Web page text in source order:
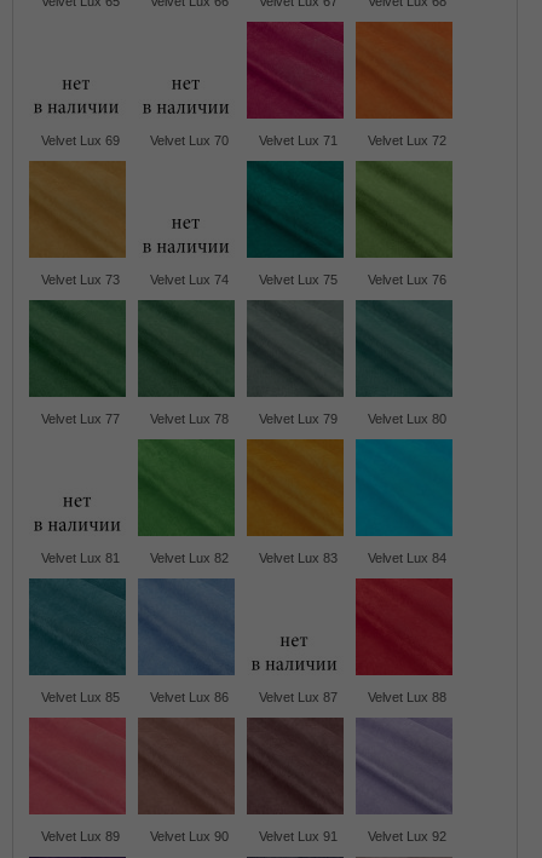
Velvet Lux 69 Velvet Lux 70 Velvet Lux 71 Velvet Lux 72
Velvet Lux 73 Velvet Lux 74 Velvet Lux 75 Velvet Lux 76
Velvet Lux 77 Velvet Lux 78 Velvet Lux 79 Velvet Lux 80
Velvet Lux 81 Velvet Lux 82 Velvet Lux 83 Velvet Lux 84
Velvet Lux 85 Velvet Lux 86 Velvet Lux 87 Velvet Lux 88
Velvet Lux 89 Velvet Lux 90 Velvet Lux 91 Velvet Lux 92